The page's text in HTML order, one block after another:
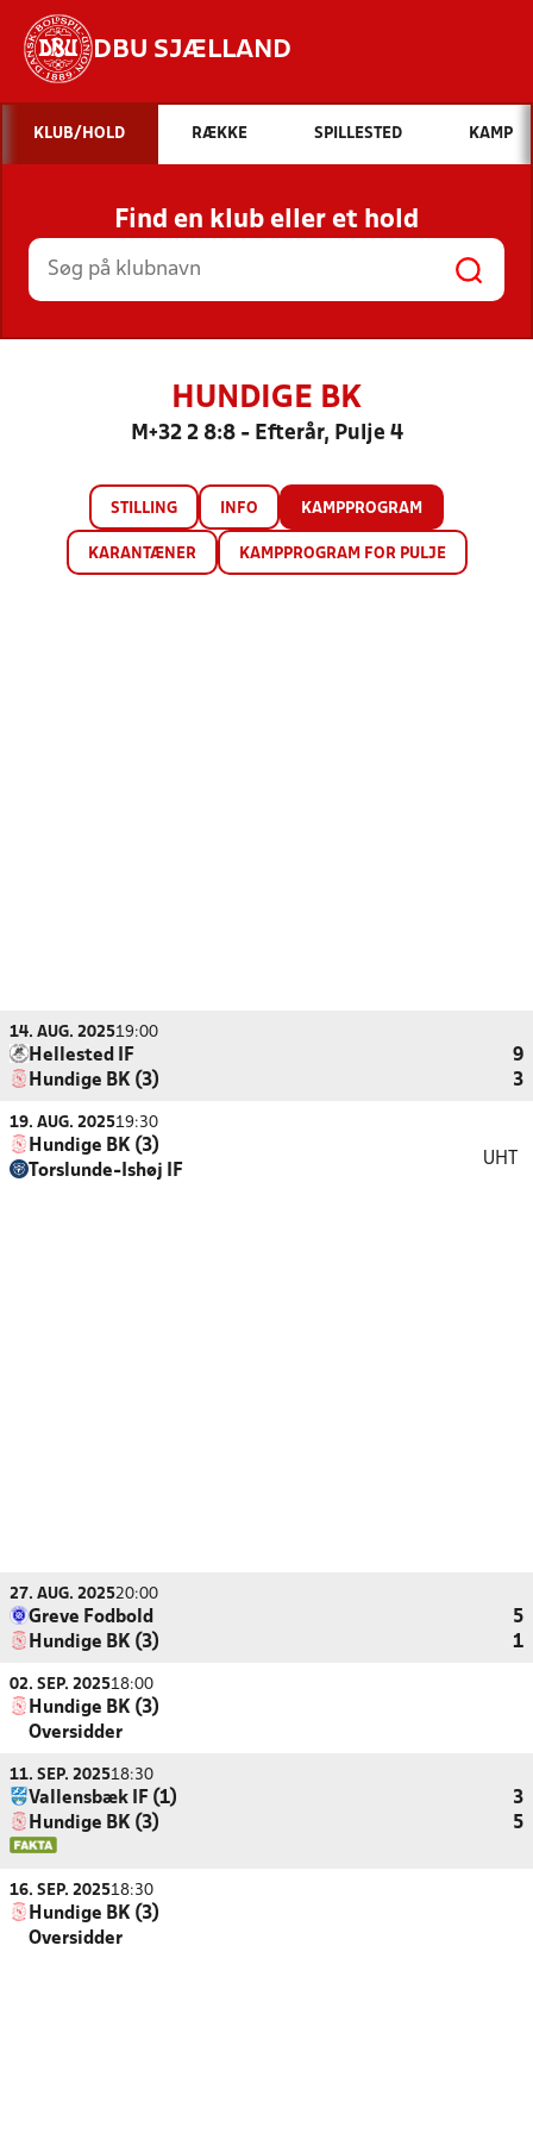
DBU SJÆLLAND
Hvad vil du søge efter?
INDHOLD OG NYHEDER
STILLINGER, RESULTATER, KLUBBER OG
HOLD
KLUB/HOLD RÆKKE SPILLESTED KAMP
Find en klub eller et hold
HUNDIGE BK
M+32 2 8:8 - Efterår, Pulje 4
STILLING INFO KAMPPROGRAM
KARANTÆNER KAMPPROGRAM FOR PULJE
14. AUG. 202519:00
Hellested IF
9
Hundige BK (3)
3
19. AUG. 202519:30
Hundige BK (3)
Torslunde-Ishøj IF
UHT
27. AUG. 202520:00
Greve Fodbold
5
Hundige BK (3)
1
02. SEP. 202518:00
Hundige BK (3)
Oversidder
11. SEP. 202518:30
Vallensbæk IF (1)
3
Hundige BK (3)
5
16. SEP. 202518:30
Hundige BK (3)
Oversidder